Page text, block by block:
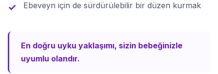
✓ Ebeveyn için de sürdürülebilir bir düzen kurmak
En doğru uyku yaklaşımı, sizin bebeğinizle
uyumlu olandır.